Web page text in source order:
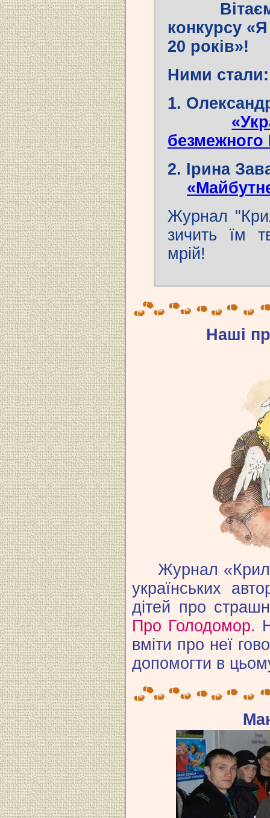
конкурсу «Я
20 років»!
Ними стали:
1.
безмежного
2. Ірина
Журнал
зичить їм
мрій!
Наші
Журнал
українських
дітей про
Про Голодомор.
вміти про неї
допомогти в